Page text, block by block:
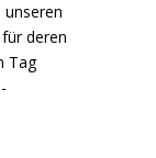
deren
Tag